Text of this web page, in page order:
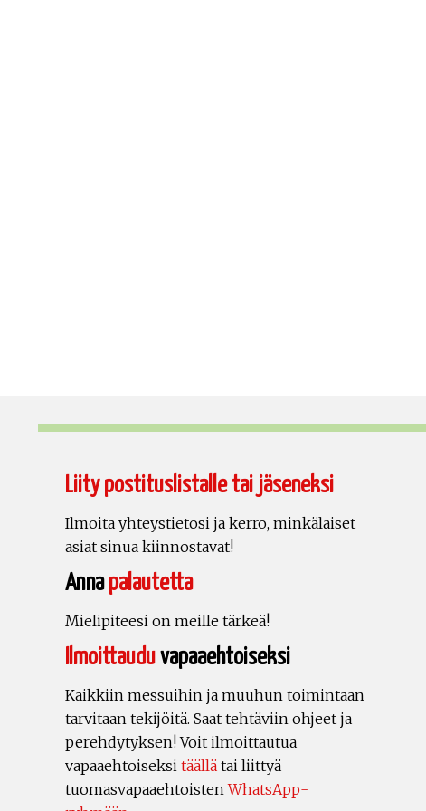
Liity postituslistalle tai jäseneksi
Ilmoita yhteystietosi ja kerro, minkälaiset
asiat sinua kiinnostavat!
Annapalautetta
Mielipiteesi on meille tärkeä!
Ilmoittauduvapaaehtoiseksi
Kaikkiin messuihin ja muuhun toimintaan
tarvitaan tekijöitä. Saat tehtäviin ohjeet ja
perehdytyksen! Voit ilmoittautua
vapaaehtoiseksi täällä tai liittyä
tuomasvapaaehtoistenWhatsApp-